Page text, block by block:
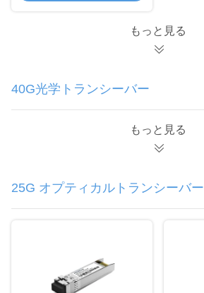
もっと見る
40G光学トランシーバー
もっと見る
25G オプティカルトランシーバー